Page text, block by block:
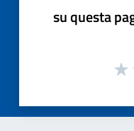
su questa